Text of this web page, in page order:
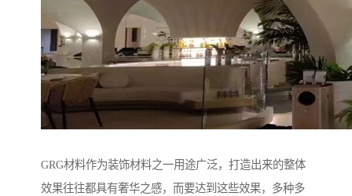
GRG材料作为装饰材料之一用途广泛，打造出来的整体
效果往往都具有奢华之感，而要达到这些效果，多种多